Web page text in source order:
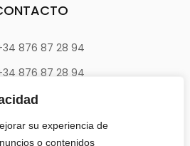
su experiencia de
o contenidos
876 87 28 94
876 87 28 94
9, 46800 (Xàtiva) Valencia